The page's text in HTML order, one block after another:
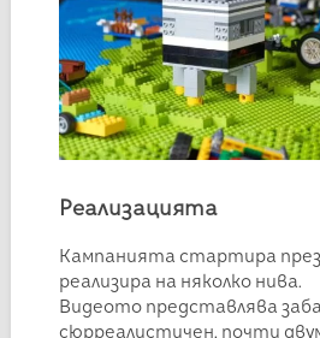
Реализацията
Кампанията стартира през
реализира на няколко нива.
Видеото представлява
сюрреалистичен, почти